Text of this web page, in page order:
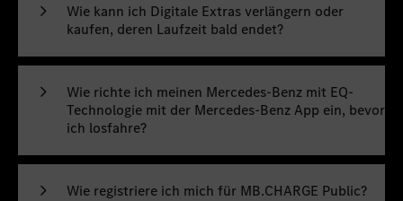
Wie kann ich Digitale Extras verlängern oder
kaufen, deren Laufzeit bald endet?
Wie richte ich meinen Mercedes-Benz mit EQ-
Technologie mit der Mercedes-Benz App ein, bevor
ich losfahre?
Wie registriere ich mich für MB.CHARGE Public?